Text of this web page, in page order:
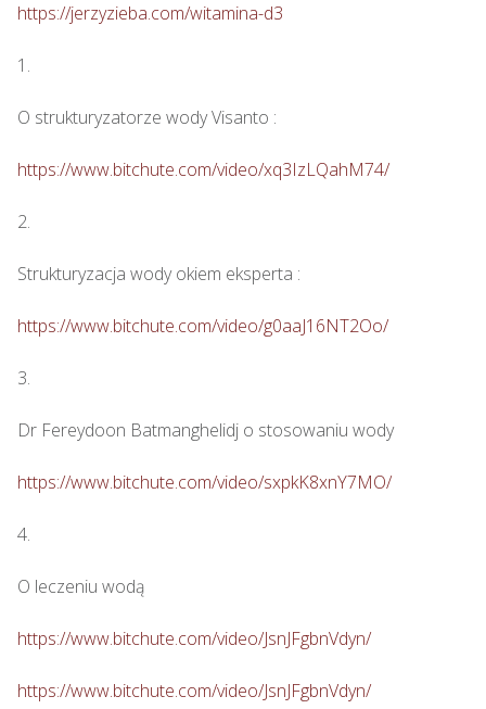
https://jerzyzieba.com/witamina-d3
1.
O strukturyzatorze wody Visanto :
https://www.bitchute.com/video/xq3IzLQahM74/
2.
Strukturyzacja wody okiem eksperta :
https://www.bitchute.com/video/g0aaJ16NT2Oo/
3.
Dr Fereydoon Batmanghelidj o stosowaniu wody
https://www.bitchute.com/video/sxpkK8xnY7MO/
4.
O leczeniu wodą
https://www.bitchute.com/video/JsnJFgbnVdyn/
https://www.bitchute.com/video/JsnJFgbnVdyn/